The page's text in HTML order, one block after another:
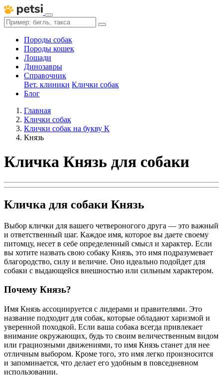
Породы собак
Породы кошек
Лошади
Динозавры
Справочник
Вет. клиники Клички собак
Блог
Главная
Клички собак
Клички собак на букву К
Князь
Кличка Князь для собаки
Кличка для собаки Князь
Выбор клички для вашего четвероногого друга — это важный
и ответственный шаг. Каждое имя, которое вы даете своему
питомцу, несет в себе определенный смысл и характер. Если
вы хотите назвать свою собаку Князь, это имя подразумевает
благородство, силу и величие. Оно идеально подойдет для
собаки с выдающейся внешностью или сильным характером.
Почему Князь?
Имя Князь ассоциируется с лидерами и правителями. Это
название подходит для собак, которые обладают харизмой и
уверенной походкой. Если ваша собака всегда привлекает
внимание окружающих, будь то своим величественным видом
или грациозными движениями, то имя Князь станет для нее
отличным выбором. Кроме того, это имя легко произносится
и запоминается, что делает его удобным в повседневном
использовании.